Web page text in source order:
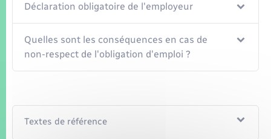
Déclaration obligatoire de l'employeur
Quelles sont les conséquences en cas de
non-respect de l'obligation d'emploi ?
Textes de référence